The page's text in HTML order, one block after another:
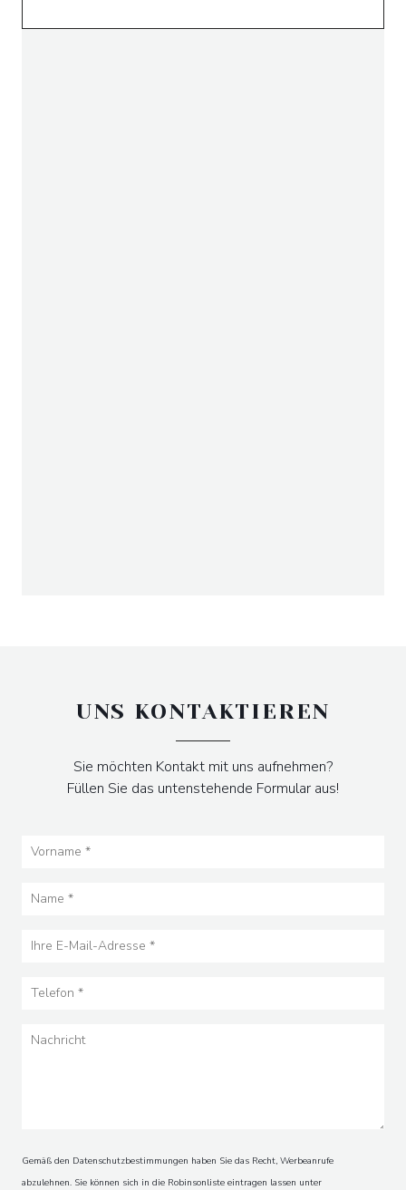
UNS KONTAKTIEREN
Sie möchten Kontakt mit uns aufnehmen?
Füllen Sie das untenstehende Formular aus!
Gemäß den Datenschutzbestimmungen haben Sie das Recht, Werbeanrufe
abzulehnen. Sie können sich in die Robinsonliste eintragen lassen unter